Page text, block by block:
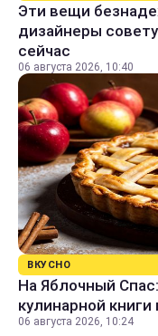
Эти вещи
дизайнеры
сейчас
06 августа 2026, 10:40
ВКУСНО
На Яблочный
кулинарной
06 августа 2026, 10:24